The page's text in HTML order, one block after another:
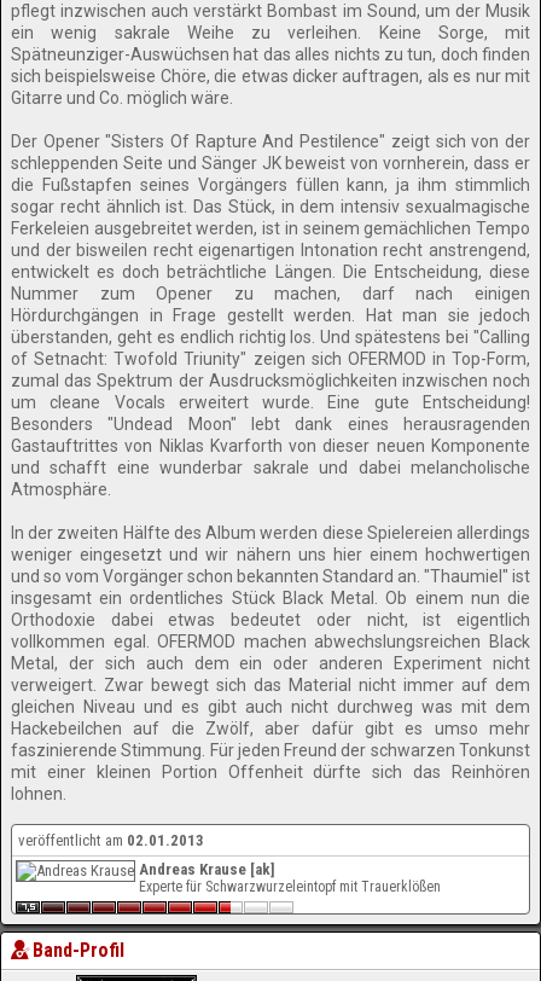
pflegt inzwischen auch verstärkt Bombast im Sound, um der Musik
ein wenig sakrale Weihe zu verleihen. Keine Sorge, mit
Spätneunziger-Auswüchsen hat das alles nichts zu tun, doch finden
sich beispielsweise Chöre, die etwas dicker auftragen, als es nur mit
Gitarre und Co. möglich wäre.
Der Opener "Sisters Of Rapture And Pestilence" zeigt sich von der
schleppenden Seite und Sänger JK beweist von vornherein, dass er
die Fußstapfen seines Vorgängers füllen kann, ja ihm stimmlich
sogar recht ähnlich ist. Das Stück, in dem intensiv sexualmagische
Ferkeleien ausgebreitet werden, ist in seinem gemächlichen Tempo
und der bisweilen recht eigenartigen Intonation recht anstrengend,
entwickelt es doch beträchtliche Längen. Die Entscheidung, diese
Nummer zum Opener zu machen, darf nach einigen
Hördurchgängen in Frage gestellt werden. Hat man sie jedoch
überstanden, geht es endlich richtig los. Und spätestens bei "Calling
of Setnacht: Twofold Triunity" zeigen sich OFERMOD in Top-Form,
zumal das Spektrum der Ausdrucksmöglichkeiten inzwischen noch
um cleane Vocals erweitert wurde. Eine gute Entscheidung!
Besonders "Undead Moon" lebt dank eines herausragenden
Gastauftrittes von Niklas Kvarforth von dieser neuen Komponente
und schafft eine wunderbar sakrale und dabei melancholische
Atmosphäre.
In der zweiten Hälfte des Album werden diese Spielereien allerdings
weniger eingesetzt und wir nähern uns hier einem hochwertigen
und so vom Vorgänger schon bekannten Standard an. "Thaumiel" ist
insgesamt ein ordentliches Stück Black Metal. Ob einem nun die
Orthodoxie dabei etwas bedeutet oder nicht, ist eigentlich
vollkommen egal. OFERMOD machen abwechslungsreichen Black
Metal, der sich auch dem ein oder anderen Experiment nicht
verweigert. Zwar bewegt sich das Material nicht immer auf dem
gleichen Niveau und es gibt auch nicht durchweg was mit dem
Hackebeilchen auf die Zwölf, aber dafür gibt es umso mehr
faszinierende Stimmung. Für jeden Freund der schwarzen Tonkunst
mit einer kleinen Portion Offenheit dürfte sich das Reinhören
lohnen.
veröffentlicht am 02.01.2013
Andreas Krause [ak]
Experte für Schwarzwurzeleintopf mit Trauerklößen
Band-Profil